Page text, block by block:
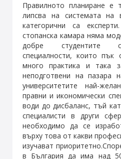
Правилното планиране е
липсва на системата на
категорични са
стопанска камара няма
добре студентите с
специалности, които пък
много практика и така
неподготвени на пазара
университетите най-
правни и икономически
води до дисбаланс, тъй
специалисти в други
необходимо да се
върху това от какви
изучават
в България да има над